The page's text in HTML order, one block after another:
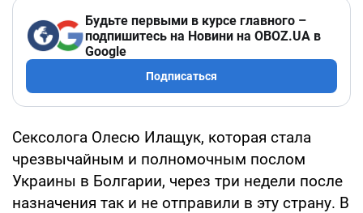
Будьте первыми в курсе главного –
подпишитесь на Новини на OBOZ.UA в
Google
Подписаться
Сексолога Олесю Илащук, которая стала
чрезвычайным и полномочным послом
Украины в Болгарии, через три недели после
назначения так и не отправили в эту страну. В